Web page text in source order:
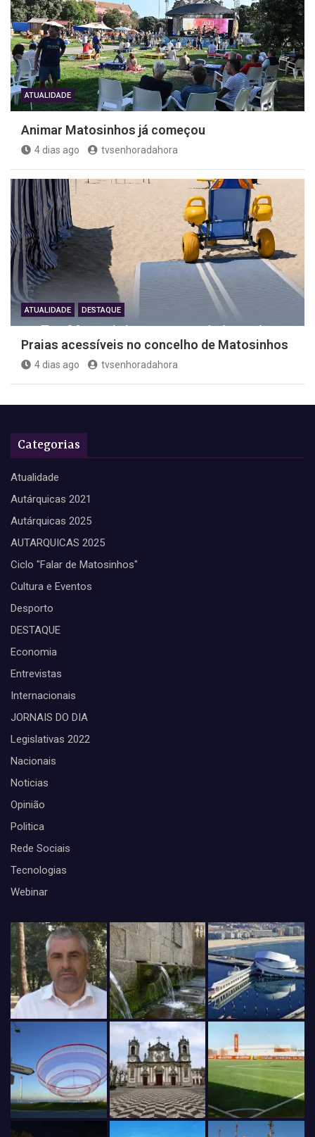
ATUALIDADE
Animar Matosinhos já começou
4 dias ago tvsenhoradahora
ATUALIDADE DESTAQUE
Praias acessíveis no concelho de Matosinhos
4 dias ago tvsenhoradahora
Categorias
Atualidade
Autárquicas 2021
Autárquicas 2025
AUTARQUICAS 2025
Ciclo "Falar de Matosinhos"
Cultura e Eventos
Desporto
DESTAQUE
Economia
Entrevistas
Internacionais
JORNAIS DO DIA
Legislativas 2022
Nacionais
Noticias
Opinião
Politica
Rede Sociais
Tecnologias
Webinar